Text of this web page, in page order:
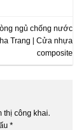
ngủ chống nước
Trang | Cửa nhựa
composite
thị công khai.
*